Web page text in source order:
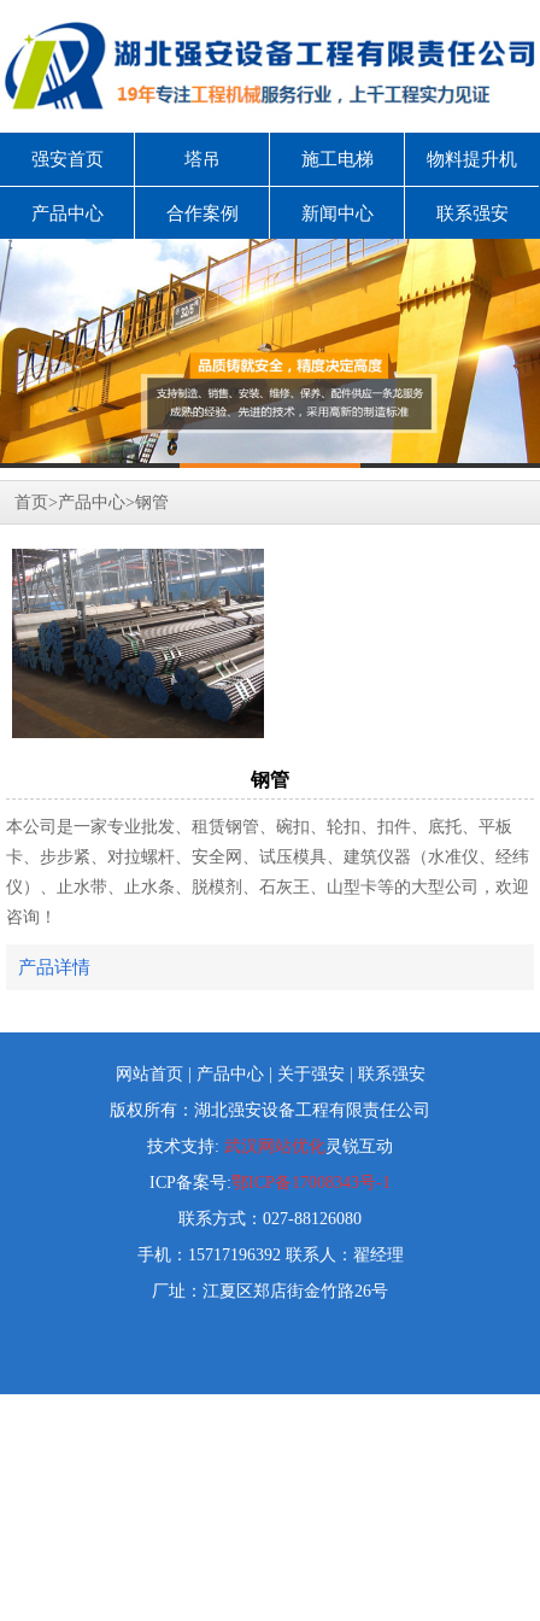
强安首页 塔吊 施工电梯 物料提升机
产品中心 合作案例 新闻中心 联系强安
首页 >产品中心>钢管
钢管
本公司是一家专业批发、租赁钢管、碗扣、轮扣、扣件、底托、平板
卡、步步紧、对拉螺杆、安全网、试压模具、建筑仪器（水准仪、经纬
仪）、止水带、止水条、脱模剂、石灰王、山型卡等的大型公司，欢迎
咨询！
产品详情
网站首页 产品中心| 关于强安| 联系强安
版权所有：湖北强安设备工程有限责任公司
技术支持: 武汉网站优化灵锐互动
ICP备案号:鄂ICP备17008343号-1
联系方式：027-88126080
手机：15717196392 联系人：翟经理
厂址：江夏区郑店街金竹路26号